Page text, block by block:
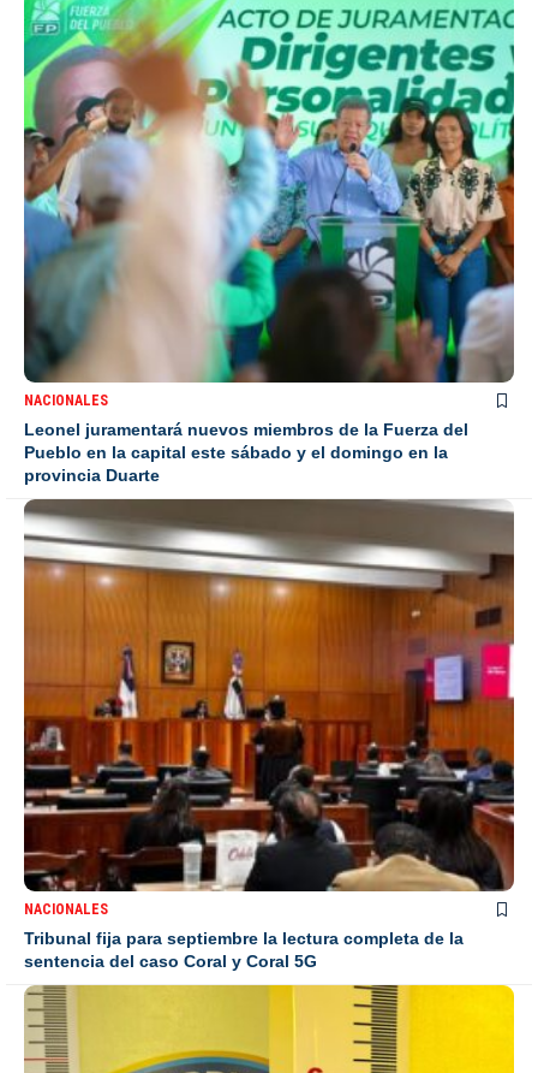
NACIONALES
Leonel juramentará nuevos miembros de la Fuerza del
Pueblo en la capital este sábado y el domingo en la
provincia Duarte
NACIONALES
Tribunal fija para septiembre la lectura completa de la
sentencia del caso Coral y Coral 5G